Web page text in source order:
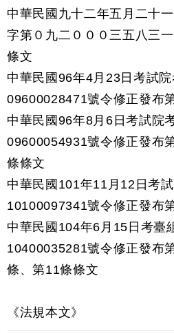
中華民國九十二年五月二十
字第０九二０００三五八三
條文
中華民國96年4月23日考試
09600028471號令修正發布
中華民國96年8月6日考試院
09600054931號令修正發布
條條文
中華民國101年11月12日考
10100097341號令修正發布
中華民國104年6月15日考臺
10400035281號令修正發布
條、第11條條文
《法規本文》